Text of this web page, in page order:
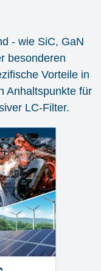
- wie SiC, GaN
besonderen
Vorteile in
Anhaltspunkte für
LC-Filter.